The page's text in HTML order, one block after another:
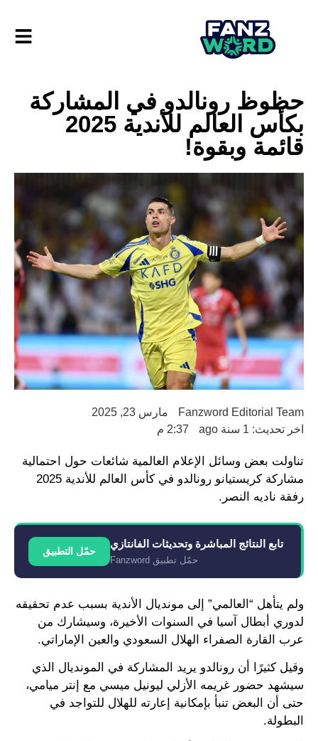
حظوظ رونالدو في المشاركة
بكأس العالم للأندية 2025
قائمة وبقوة!
Fanzword Editorial Team
مارس 23, 2025
اخر تحديث: 1 سنة ago
2:37 م
تناولت بعض وسائل الإعلام العالمية شائعات حول احتمالية
مشاركة كريستيانو رونالدو في كأس العالم للأندية 2025
رفقة ناديه النصر.
تابع النتائج المباشرة وتحديثات الفانتازي
حمّل تطبيق Fanzword
حمّل التطبيق
ولم يتأهل “العالمي” إلى مونديال الأندية بسبب عدم تحقيقه
لدوري أبطال آسيا في السنوات الأخيرة، وسيشارك من
عرب القارة الصفراء الهلال السعودي والعين الإماراتي.
وقيل كثيرًا أن رونالدو يريد المشاركة في المونديال الذي
سيشهد حضور غريمه الأزلي ليونيل ميسي مع إنتر ميامي،
حتى أن البعض تنبأ بإمكانية إعارته للهلال للتواجد في
البطولة.